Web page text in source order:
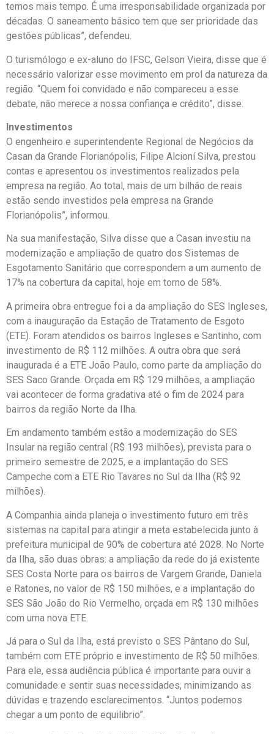
temos mais tempo. É uma irresponsabilidade organizada por
décadas. O saneamento básico tem que ser prioridade das
gestões públicas”, defendeu.
O turismólogo e ex-aluno do IFSC, Gelson Vieira, disse que é
necessário valorizar esse movimento em prol da natureza da
região. “Quem foi convidado e não compareceu a esse
debate, não merece a nossa confiança e crédito”, disse.
Investimentos
O engenheiro e superintendente Regional de Negócios da
Casan da Grande Florianópolis, Filipe Alcioní Silva, prestou
contas e apresentou os investimentos realizados pela
empresa na região. Ao total, mais de um bilhão de reais
estão sendo investidos pela empresa na Grande
Florianópolis”, informou.
Na sua manifestação, Silva disse que a Casan investiu na
modernização e ampliação de quatro dos Sistemas de
Esgotamento Sanitário que correspondem a um aumento de
17% na cobertura da capital, hoje em torno de 58%.
A primeira obra entregue foi a da ampliação do SES Ingleses,
com a inauguração da Estação de Tratamento de Esgoto
(ETE). Foram atendidos os bairros Ingleses e Santinho, com
investimento de R$ 112 milhões. A outra obra que será
inaugurada é a ETE João Paulo, como parte da ampliação do
SES Saco Grande. Orçada em R$ 129 milhões, a ampliação
vai acontecer de forma gradativa até o fim de 2024 para
bairros da região Norte da Ilha.
Em andamento também estão a modernização do SES
Insular na região central (R$ 193 milhões), prevista para o
primeiro semestre de 2025, e a implantação do SES
Campeche com a ETE Rio Tavares no Sul da Ilha (R$ 92
milhões).
A Companhia ainda planeja o investimento futuro em três
sistemas na capital para atingir a meta estabelecida junto à
prefeitura municipal de 90% de cobertura até 2028. No Norte
da Ilha, são duas obras: a ampliação da rede do já existente
SES Costa Norte para os bairros de Vargem Grande, Daniela
e Ratones, no valor de R$ 150 milhões, e a implantação do
SES São João do Rio Vermelho, orçada em R$ 130 milhões
com uma nova ETE.
Já para o Sul da Ilha, está previsto o SES Pântano do Sul,
também com ETE próprio e investimento de R$ 50 milhões.
Para ele, essa audiência pública é importante para ouvir a
comunidade e sentir suas necessidades, minimizando as
dúvidas e trazendo esclarecimentos. “Juntos podemos
chegar a um ponto de equilibrio”.